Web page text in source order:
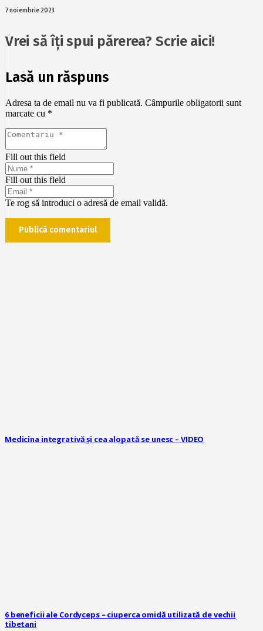
7 noiembrie 2023
Vrei să îți spui părerea? Scrie aici!
Lasă un răspuns
Adresa ta de email nu va fi publicată. Câmpurile obligatorii sunt
marcate cu *
Fill out this field
Fill out this field
Te rog să introduci o adresă de email validă.
Publică comentariul
Medicina integrativă și cea alopată se unesc – VIDEO
6 beneficii ale Cordyceps – ciuperca omidă utilizată de vechii
tibetani